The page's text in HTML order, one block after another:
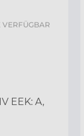
VERFÜGBAR
EEK: A,